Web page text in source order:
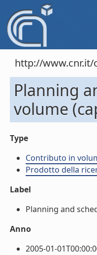
http://
Planning
volume
Type
Contributo in
Prodotto della
Label
Planning and
Anno
2005-01-